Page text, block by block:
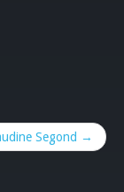
Segond →